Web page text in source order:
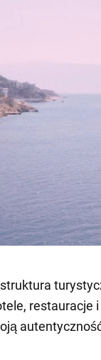
restauracje